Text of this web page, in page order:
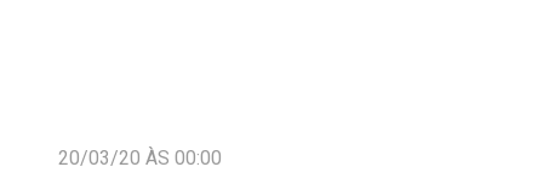
20/03/20 ÀS 00:00